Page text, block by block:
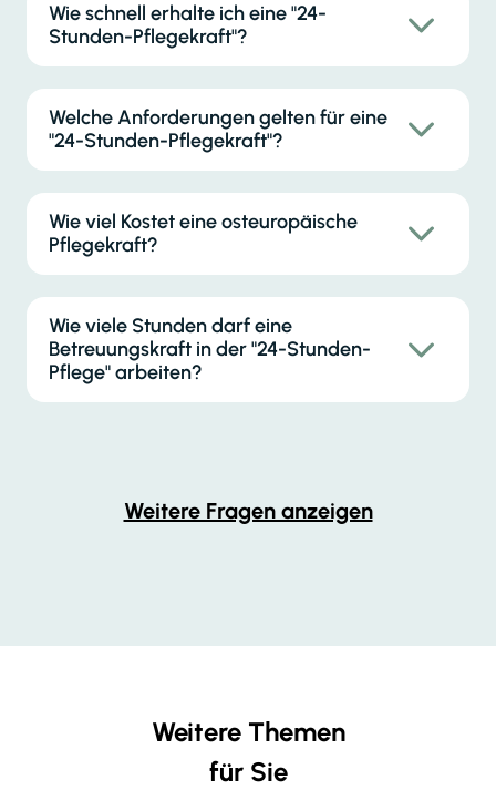
Wie schnell erhalte ich eine "24-
Stunden-Pflegekraft"?
Welche Anforderungen gelten für eine
"24-Stunden-Pflegekraft"?
Wie viel Kostet eine osteuropäische
Pflegekraft?
Wie viele Stunden darf eine
Betreuungskraft in der "24-Stunden-
Pflege" arbeiten?
Weitere Fragen anzeigen
Weitere Themen
für Sie